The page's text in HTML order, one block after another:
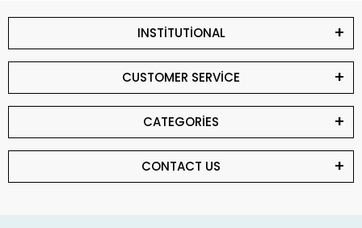
INSTİTUTİONAL
CUSTOMER SERVİCE
CATEGORİES
CONTACT US